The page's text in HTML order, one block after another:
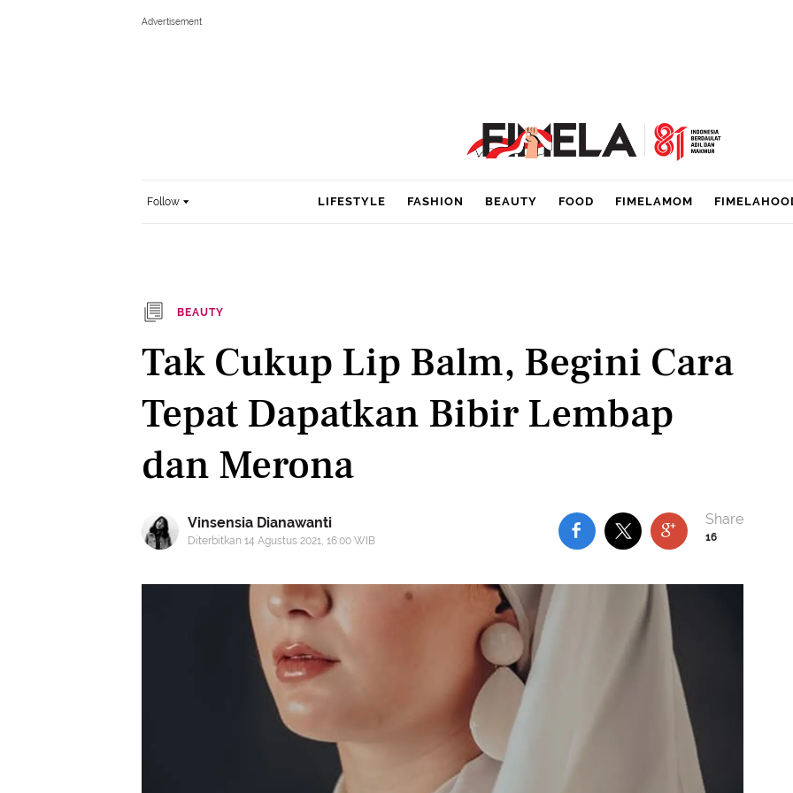
Follow LIFESTYLE FASHION BEAUTY FOOD FIMELAMOM
BEAUTY
Tak Cukup Lip Balm, Begini Cara
Tepat Dapatkan Bibir Lembap
dan Merona
Vinsensia Dianawanti
Diterbitkan 14 Agustus 2021, 16:00 WIB 16